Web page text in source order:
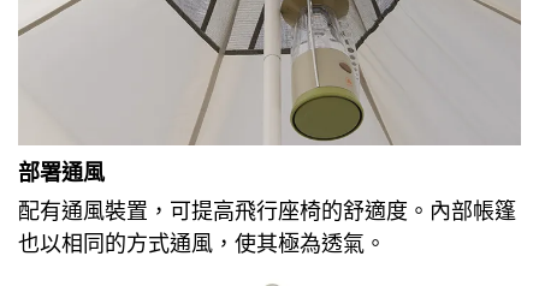
部署通風
配有通風裝置，可提高飛行座椅的舒適度。 內部帳篷
也以相同的方式通風，使其極為透氣。